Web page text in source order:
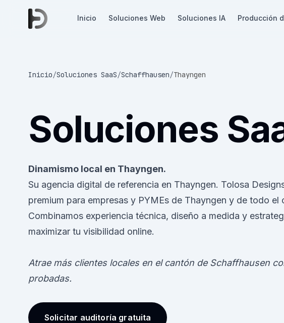
Inicio Soluciones Web Soluciones IA Producción
Inicio/Soluciones SaaS/Schaffhausen/Thayngen
Soluciones
Dinamismo local en Thayngen.
Su agencia digital de referencia en Thayngen. Tolosa
premium para empresas y PYMEs de Thayngen y de todo el
Combinamos experiencia técnica, diseño a medida y
maximizar tu visibilidad online.
Atrae más clientes locales en el cantón de Schaffhausen
probadas.
Solicitar auditoría gratuita